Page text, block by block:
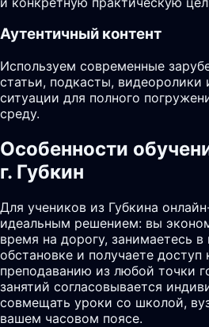
Аутентичный контент
Используем современные
статьи, подкасты,
ситуации для полного
среду.
Особенности
г. Губкин
Для учеников из Губкина
идеальным решением: вы
время на дорогу, занимаетесь
обстановке и получаете доступ
преподаванию из любой точки
занятий согласовывается
совмещать уроки со школой,
вашем часовом поясе.